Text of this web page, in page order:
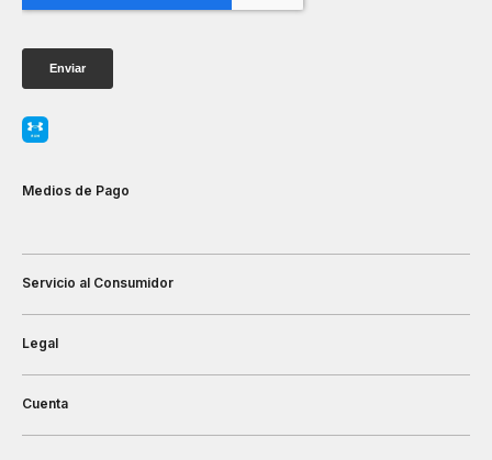
Medios de Pago
Servicio al Consumidor
Legal
Cuenta